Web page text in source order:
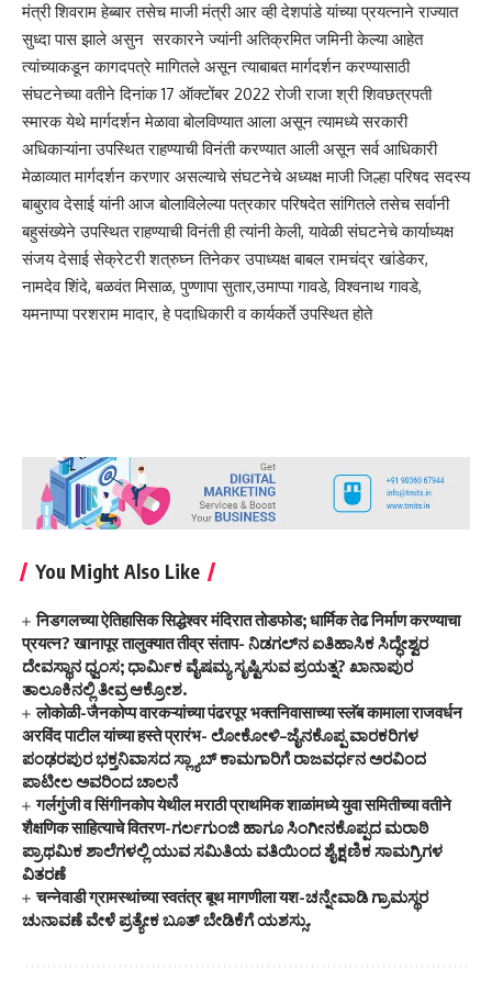
मंत्री शिवराम हेब्बार तसेच माजी मंत्री आर व्ही देशपांडे यांच्या प्रयत्नाने राज्यात
सुध्दा पास झाले असुन सरकारने ज्यांनी अतिक्रमित जमिनी केल्या आहेत
त्यांच्याकडून कागदपत्रे मागितले असून त्याबाबत मार्गदर्शन करण्यासाठी
संघटनेच्या वतीने दिनांक 17 ऑक्टोंबर 2022 रोजी राजा श्री शिवछत्रपती
स्मारक येथे मार्गदर्शन मेळावा बोलविण्यात आला असून त्यामध्ये सरकारी
अधिकाऱ्यांना उपस्थित राहण्याची विनंती करण्यात आली असून सर्व आधिकारी
मेळाव्यात मार्गदर्शन करणार असल्याचे संघटनेचे अध्यक्ष माजी जिल्हा परिषद सदस्य
बाबुराव देसाई यांनी आज बोलाविलेल्या पत्रकार परिषदेत सांगितले तसेच सर्वानी
बहुसंख्येने उपस्थित राहण्याची विनंती ही त्यांनी केली, यावेळी संघटनेचे कार्याध्यक्ष
संजय देसाई सेक्रेटरी शत्रुघ्न तिनेकर उपाध्यक्ष बाबल रामचंद्र खांडेकर,
नामदेव शिंदे, बळवंत मिसाळ, पुण्णापा सुतार,उमाप्पा गावडे, विश्वनाथ गावडे,
यमनाप्पा परशराम मादार, हे पदाधिकारी व कार्यकर्ते उपस्थित होते
You Might Also Like
निडगलच्या ऐतिहासिक सिद्धेश्वर मंदिरात तोडफोड; धार्मिक तेढ निर्माण करण्याचा
प्रयत्न? खानापूर तालुक्यात तीव्र संताप- ನಿಡಗಲ್‌ನ ಐತಿಹಾಸಿಕ ಸಿದ್ಧೇಶ್ವರ
ದೇವಸ್ಥಾನ ಧ್ವಂಸ; ಧಾರ್ಮಿಕ ವೈಷಮ್ಯ ಸೃಷ್ಟಿಸುವ ಪ್ರಯತ್ನ? ಖಾನಾಪುರ
ತಾಲೂಕಿನಲ್ಲಿ ತೀವ್ರ ಆಕ್ರೋಶ.
लोकोळी-जैनकोप्प वारकऱ्यांच्या पंढरपूर भक्तनिवासाच्या स्लॅब कामाला राजवर्धन
अरविंद पाटील यांच्या हस्ते प्रारंभ- ಲೋಕೋಳಿ–ಜೈನಕೊಪ್ಪ ವಾರಕರಿಗಳ
ಪಂಢರಪುರ ಭಕ್ತನಿವಾಸದ ಸ್ಲ್ಯಾಬ್ ಕಾಮಗಾರಿಗೆ ರಾಜವರ್ಧನ ಅರವಿಂದ
ಪಾಟೀಲ ಅವರಿಂದ ಚಾಲನೆ
गर्लगुंजी व सिंगीनकोप येथील मराठी प्राथमिक शाळांमध्ये युवा समितीच्या वतीने
शैक्षणिक साहित्याचे वितरण-ಗರ್ಲಗುಂಜಿ ಹಾಗೂ ಸಿಂಗೀನಕೊಪ್ಪದ ಮರಾಠಿ
ಪ್ರಾಥಮಿಕ ಶಾಲೆಗಳಲ್ಲಿ ಯುವ ಸಮಿತಿಯ ವತಿಯಿಂದ ಶೈಕ್ಷಣಿಕ ಸಾಮಗ್ರಿಗಳ
ವಿತರಣೆ
चन्नेवाडी ग्रामस्थांच्या स्वतंत्र बूथ मागणीला यश-ಚನ್ನೇವಾಡಿ ಗ್ರಾಮಸ್ಥರ
ಚುನಾವಣೆ ವೇಳೆ ಪ್ರತ್ಯೇಕ ಬೂತ್‌ ಬೇಡಿಕೆಗೆ ಯಶಸ್ಸು.